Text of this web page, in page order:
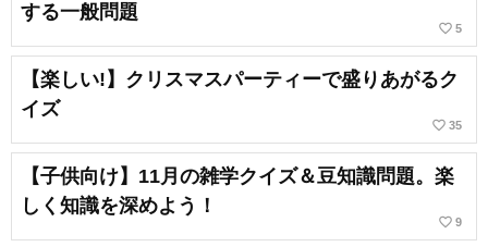
する一般問題
favorite_border 5
【楽しい!】クリスマスパーティーで盛りあがるク
イズ
favorite_border 35
【子供向け】11月の雑学クイズ＆豆知識問題。楽
しく知識を深めよう！
favorite_border 9